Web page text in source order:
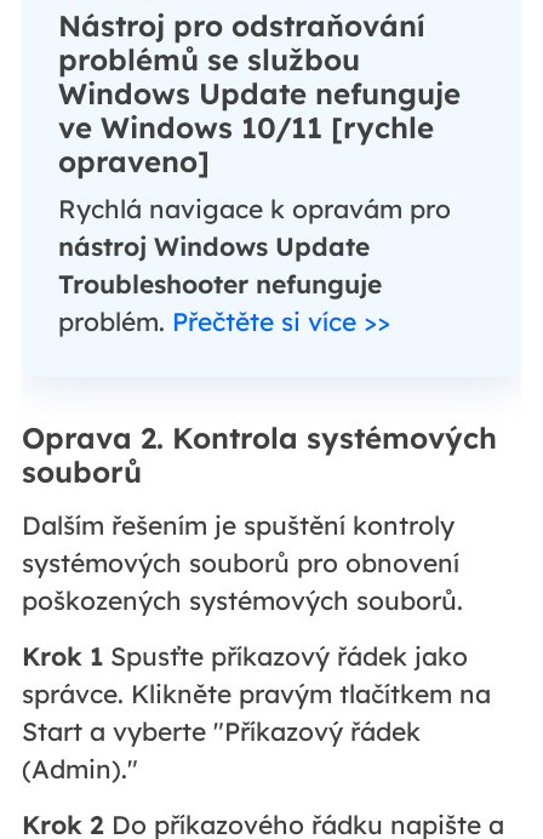
Nástroj pro odstraňování
problémů se službou
Windows Update nefunguje
ve Windows 10/11 [rychle
opraveno]
Rychlá navigace k opravám pro
nástroj Windows Update
Troubleshooter nefunguje
problém. Přečtěte si více >>
Oprava 2. Kontrola systémových
souborů
Dalším řešením je spuštění kontroly
systémových souborů pro obnovení
poškozených systémových souborů.
Krok 1Spusťte příkazový řádek jako
správce. Klikněte pravým tlačítkem na
Start a vyberte "Příkazový řádek
(Admin)."
Krok 2Do příkazového řádku napište a